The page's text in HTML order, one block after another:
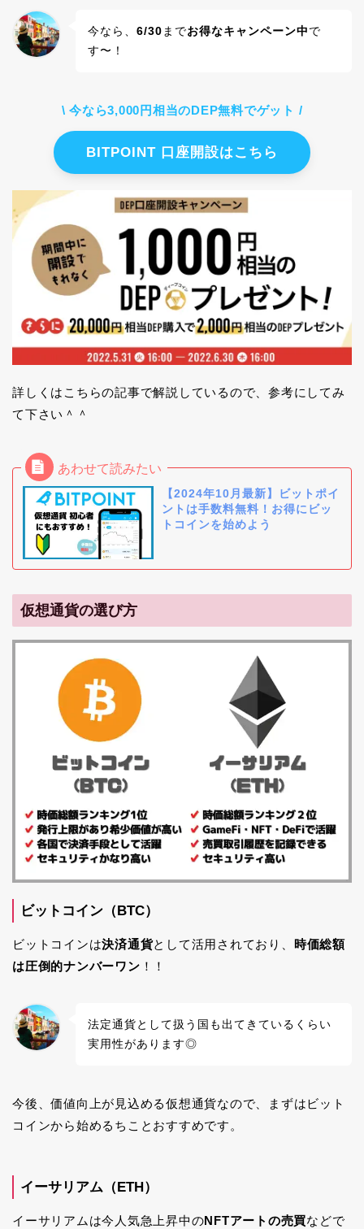
今なら、 6/30までお得なキャンペーン中で
す〜！
\ 今なら3,000円相当のDEP無料でゲット /
BITPOINT 口座開設はこちら
詳しくはこちらの記事で解説しているので、参考にしてみ
て下さい＾＾
【2024年10月最新】ビットポイ
ントは手数料無料！お得にビッ
トコインを始めよう
仮想通貨の選び方
ビットコイン（BTC）
ビットコインは決済通貨として活用されており、 時価総額
は圧倒的ナンバーワン ！！
法定通貨として扱う国も出てきているくらい
実用性があります◎
今後、価値向上が見込める仮想通貨なので、まずはビット
コインから始めるちことおすすめです。
イーサリアム（ETH）
イーサリアムは今人気急上昇中のNFTアートの売買などで